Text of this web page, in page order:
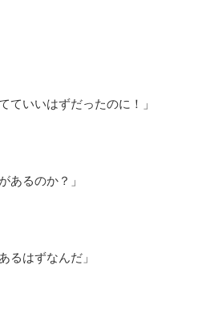
ていいはずだったのに！」
あるのか？」
るはずなんだ」